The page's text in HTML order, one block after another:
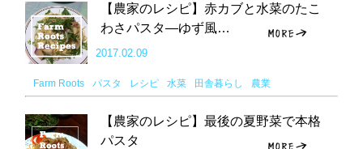
【農家のレシピ】赤カブと水菜のたこ
わさパスタ―ゆず風…
2017.02.09
Farm Roots パスタ レシピ 水菜 田舎暮らし 農業
【農家のレシピ】最後の夏野菜で本格
パスタ